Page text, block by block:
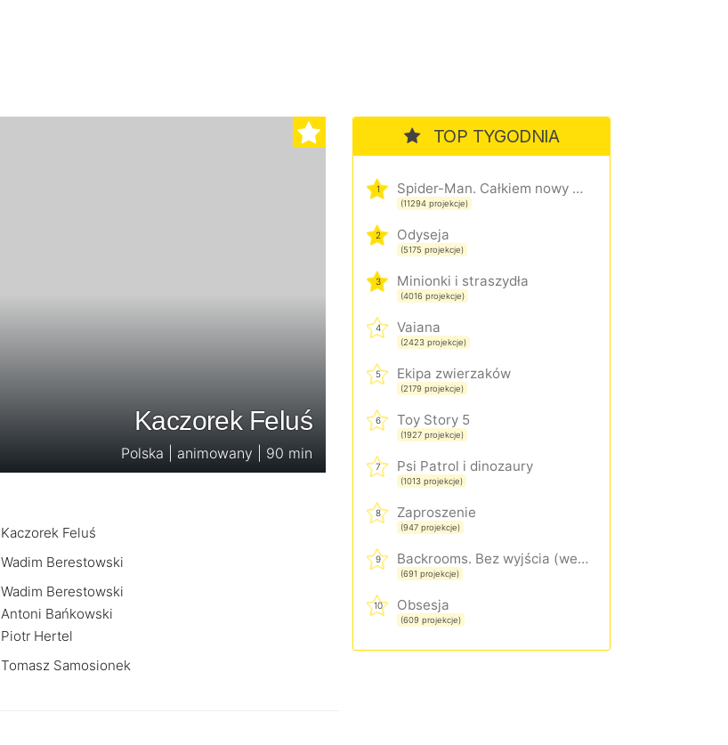
Kaczorek Feluś
Polska | animowany | 90 min
Kaczorek Feluś
Wadim Berestowski
Wadim Berestowski
Antoni Bańkowski
Piotr Hertel
Tomasz Samosionek
TOP TYGODNIA
1 Spider-Man. Całkiem nowy dzień
(11294 projekcje)
2 Odyseja
(5175 projekcje)
3 Minionki i straszydła
(4016 projekcje)
4 Vaiana
(2423 projekcje)
5 Ekipa zwierzaków
(2179 projekcje)
6 Toy Story 5
(1927 projekcje)
7 Psi Patrol i dinozaury
(1013 projekcje)
8 Zaproszenie
(947 projekcje)
9 Backrooms. Bez wyjścia (wersja rozszerzona)
(691 projekcje)
10 Obsesja
(609 projekcje)